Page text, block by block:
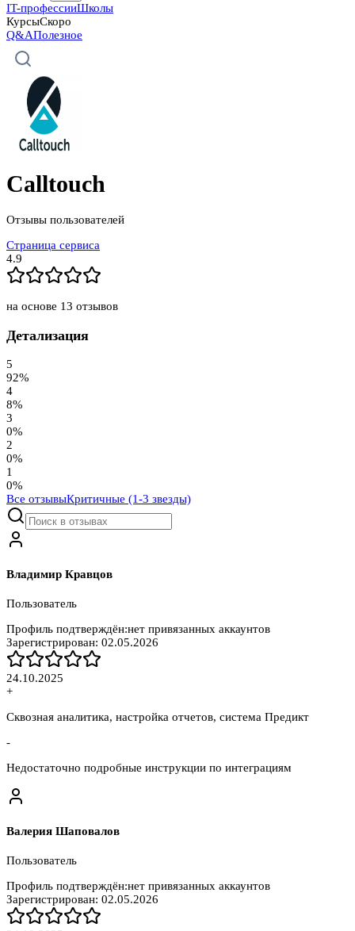
IT-профессииШколы
КурсыСкоро
Q&AПолезное
Calltouch
Отзывы пользователей
Страница сервиса
4.9
на основе 13 отзывов
Детализация
5
92%
4
8%
3
0%
2
0%
1
0%
Все отзывыКритичные (1-3 звезды)
Владимир Кравцов
Пользователь
Профиль подтверждён:нет привязанных аккаунтов
Зарегистрирован: 02.05.2026
24.10.2025
+
Сквозная аналитика, настройка отчетов, система Предикт
-
Недостаточно подробные инструкции по интеграциям
Валерия Шаповалов
Пользователь
Профиль подтверждён:нет привязанных аккаунтов
Зарегистрирован: 02.05.2026